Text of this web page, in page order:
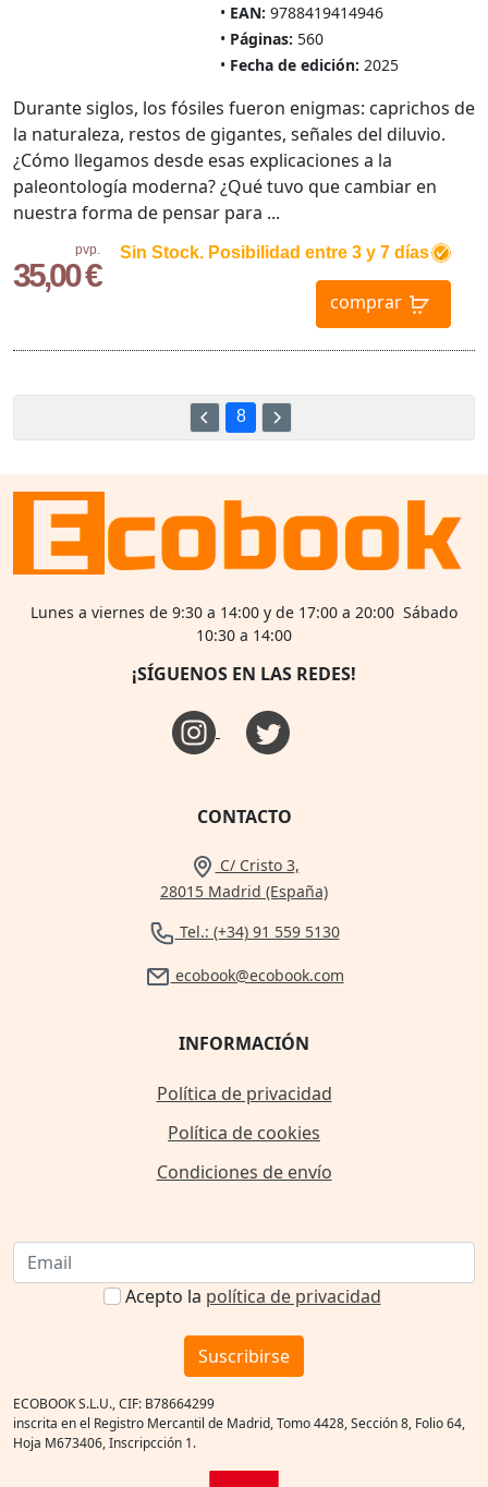
EAN: 9788419414946
Páginas: 560
Fecha de edición: 2025
pvp.
35,00 €
Sin Stock. Posibilidad entre 3 y 7 días
comprar
Durante siglos, los fósiles fueron enigmas: caprichos de
la naturaleza, restos de gigantes, señales del diluvio.
¿Cómo llegamos desde esas explicaciones a la
paleontología moderna? ¿Qué tuvo que cambiar en
nuestra forma de pensar para ...
8
Lunes a viernes de 9:30 a 14:00 y de 17:00 a 20:00 Sábado
10:30 a 14:00
¡SÍGUENOS EN LAS REDES!
CONTACTO
C/ Cristo 3,
28015 Madrid (España)
Tel.: (+34) 91 559 5130
ecobook@ecobook.com
INFORMACIÓN
Política de privacidad
Política de cookies
Condiciones de envío
Acepto la política de privacidad
Suscribirse
ECOBOOK S.L.U., CIF: B78664299
inscrita en el Registro Mercantil de Madrid, Tomo 4428, Sección 8, Folio 64,
Hoja M673406, Inscripcción 1.